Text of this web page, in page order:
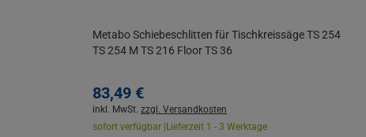
Metabo Schiebeschlitten für Tischkreissäge TS 254
TS 254 M TS 216 Floor TS 36
83,49 €
inkl. MwSt. zzgl. Versandkosten
sofort verfügbar | Lieferzeit 1 - 3 Werktage